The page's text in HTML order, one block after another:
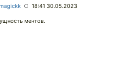
○ 18:41 30.05.2023
ментов.